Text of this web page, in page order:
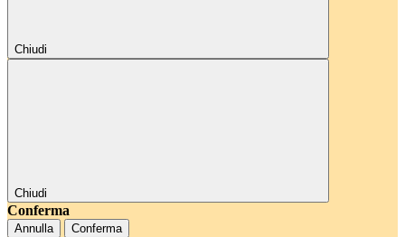
Chiudi
Chiudi
Conferma
Annulla Conferma